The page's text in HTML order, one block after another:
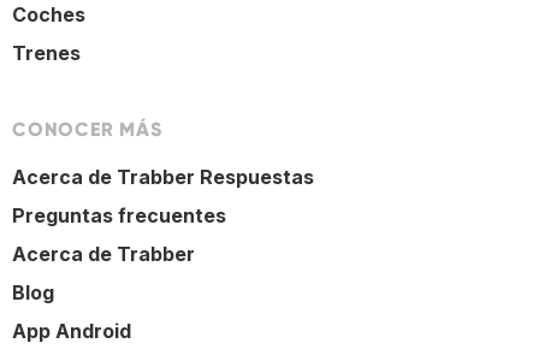
Coches
Trenes
CONOCER MÁS
Acerca de Trabber Respuestas
Preguntas frecuentes
Acerca de Trabber
Blog
App Android